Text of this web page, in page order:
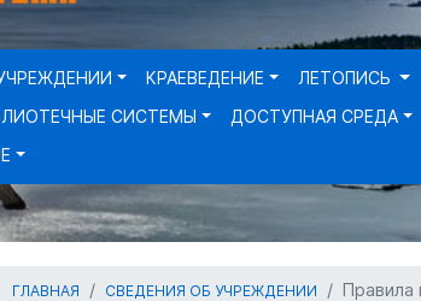
КРАЕВЕДЕНИЕ ЛЕТОПИСЬ
СИСТЕМЫ
ДОСТУПНАЯ СРЕДА
ГЛАВНАЯ СВЕДЕНИЯ ОБ УЧРЕЖДЕНИИ Правила